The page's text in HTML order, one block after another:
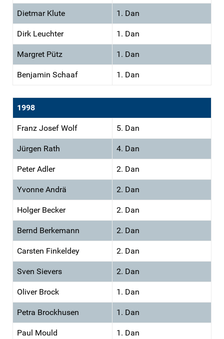
Dietmar Klute 1. Dan
Dirk Leuchter 1. Dan
Margret Pütz 1. Dan
Benjamin Schaaf 1. Dan
1998
Franz Josef Wolf 5. Dan
Jürgen Rath 4. Dan
Peter Adler 2. Dan
Yvonne Andrä 2. Dan
Holger Becker 2. Dan
Bernd Berkemann 2. Dan
Carsten Finkeldey 2. Dan
Sven Sievers 2. Dan
Oliver Brock 1. Dan
Petra Brockhusen 1. Dan
Paul Mould 1. Dan